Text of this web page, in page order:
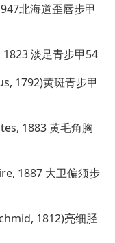
北海道歪唇步甲
淡足青步甲54
1792)黄斑青步甲
1883 黄毛角胸
1887 大卫偏须步
1812)亮细胫